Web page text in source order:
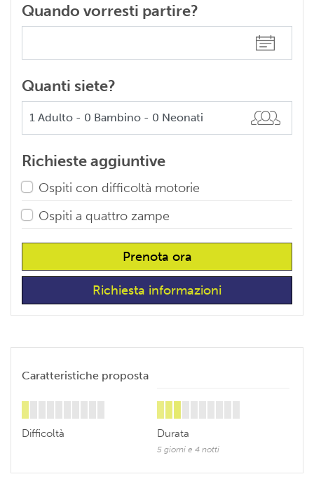
Quando vorresti partire?
Quanti siete?
Richieste aggiuntive
Ospiti con difficoltà motorie
Ospiti a quattro zampe
Prenota ora
Richiesta informazioni
Caratteristiche proposta
Difficoltà Durata
5 giorni e 4 notti